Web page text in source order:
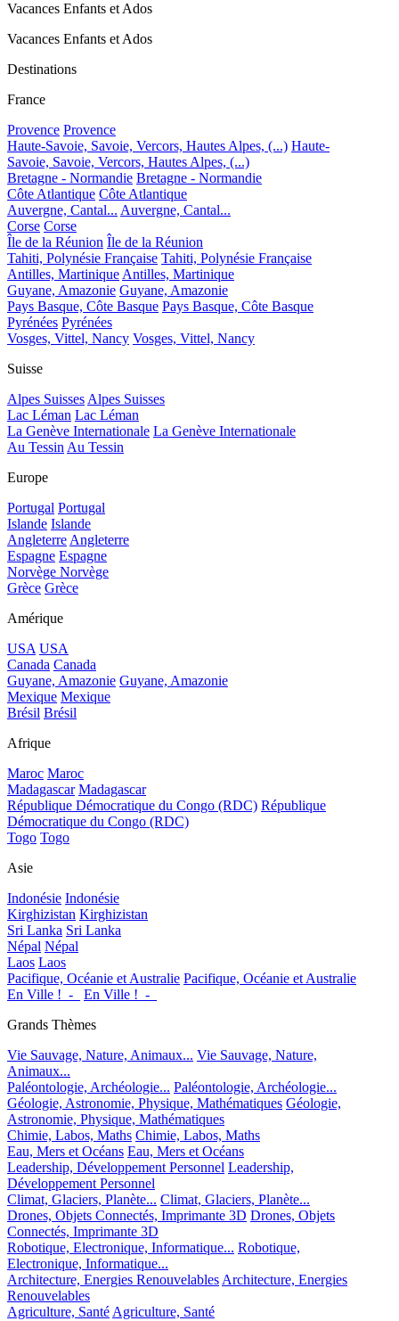
Vacances Enfants et Ados
Vacances Enfants et Ados
Destinations
France
Provence Provence
Haute-Savoie, Savoie, Vercors, Hautes Alpes, (...) Haute-
Savoie, Savoie, Vercors, Hautes Alpes, (...)
Bretagne - Normandie Bretagne - Normandie
Côte Atlantique Côte Atlantique
Auvergne, Cantal... Auvergne, Cantal...
Corse Corse
Île de la Réunion Île de la Réunion
Tahiti, Polynésie Française Tahiti, Polynésie Française
Antilles, MartiniqueAntilles, Martinique
Guyane, Amazonie Guyane, Amazonie
Pays Basque, Côte Basque Pays Basque, Côte Basque
Pyrénées Pyrénées
Vosges, Vittel, Nancy Vosges, Vittel, Nancy
Suisse
Alpes SuissesAlpes Suisses
Lac Léman Lac Léman
La Genève Internationale La Genève Internationale
Au TessinAu Tessin
Europe
Portugal Portugal
Islande Islande
AngleterreAngleterre
Espagne Espagne
Norvège Norvège
Grèce Grèce
Amérique
USA USA
Canada Canada
Guyane, Amazonie Guyane, Amazonie
Mexique Mexique
Brésil Brésil
Afrique
Maroc Maroc
Madagascar Madagascar
République Démocratique du Congo (RDC) République
Démocratique du Congo (RDC)
Togo Togo
Asie
Indonésie Indonésie
Kirghizistan Kirghizistan
Sri Lanka Sri Lanka
Népal Népal
Laos Laos
Pacifique, Océanie et Australie Pacifique, Océanie et Australie
En Ville !_-_
En Ville !_-_
Grands Thèmes
Vie Sauvage, Nature, Animaux... Vie Sauvage, Nature,
Animaux...
Paléontologie, Archéologie... Paléontologie, Archéologie...
Géologie, Astronomie, Physique, Mathématiques Géologie,
Astronomie, Physique, Mathématiques
Chimie, Labos, Maths Chimie, Labos, Maths
Eau, Mers et Océans Eau, Mers et Océans
Leadership, Développement Personnel Leadership,
Développement Personnel
Climat, Glaciers, Planète... Climat, Glaciers, Planète...
Drones, Objets Connectés, Imprimante 3D Drones, Objets
Connectés, Imprimante 3D
Robotique, Electronique, Informatique... Robotique,
Electronique, Informatique...
Architecture, Energies RenouvelablesArchitecture, Energies
Renouvelables
Agriculture, SantéAgriculture, Santé